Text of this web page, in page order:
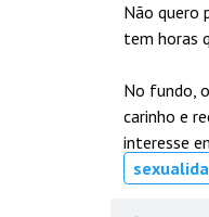
Não quero
tem horas
No fundo,
carinho e
interesse